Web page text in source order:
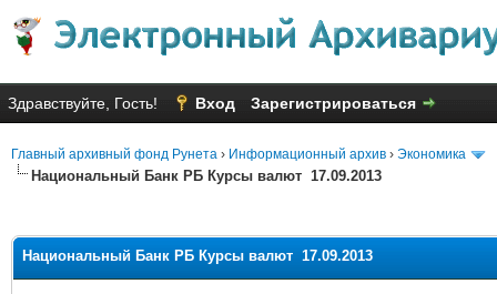
Здравствуйте, Гость! Вход Зарегистрироваться
Главный архивный фонд Рунета › Информационный архив › Экономика
Национальный Банк РБ Курсы валют 17.09.2013
Национальный Банк РБ Курсы валют 17.09.2013